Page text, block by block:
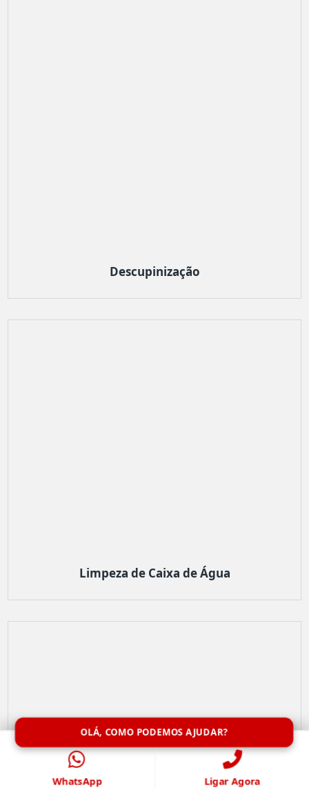
Descupinização
Limpeza de Caixa de Água
OLÁ, COMO PODEMOS AJUDAR?
WhatsApp Ligar Agora